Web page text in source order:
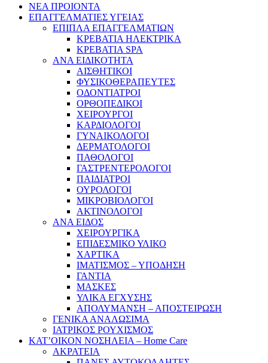
ΝΕΑ ΠΡΟΙΟΝΤΑ
ΕΠΑΓΓΕΛΜΑΤΙΕΣ ΥΓΕΙΑΣ
ΕΠΙΠΛΑ ΕΠΑΓΓΕΛΜΑΤΙΩΝ
ΚΡΕΒΑΤΙΑ ΗΛΕΚΤΡΙΚΑ
ΚΡΕΒΑΤΙΑ SPA
ΑΝΑ ΕΙΔΙΚΟΤΗΤΑ
ΑΙΣΘΗΤΙΚΟΙ
ΦΥΣΙΚΟΘΕΡΑΠΕΥΤΕΣ
ΟΔΟΝΤΙΑΤΡΟΙ
ΟΡΘΟΠΕΔΙΚΟΙ
ΧΕΙΡΟΥΡΓΟΙ
ΚΑΡΔΙΟΛΟΓΟΙ
ΓΥΝΑΙΚΟΛΟΓΟΙ
ΔΕΡΜΑΤΟΛΟΓΟΙ
ΠΑΘΟΛΟΓΟΙ
ΓΑΣΤΡΕΝΤΕΡΟΛΟΓΟΙ
ΠΑΙΔΙΑΤΡΟΙ
ΟΥΡΟΛΟΓΟΙ
ΜΙΚΡΟΒΙΟΛΟΓΟΙ
ΑΚΤΙΝΟΛΟΓΟΙ
ΑΝΑ ΕΙΔΟΣ
ΧΕΙΡΟΥΡΓΙΚΑ
ΕΠΙΔΕΣΜΙΚΟ ΥΛΙΚΟ
ΧΑΡΤΙΚΑ
ΙΜΑΤΙΣΜΟΣ – ΥΠΟΔΗΣΗ
ΓΑΝΤΙΑ
ΜΑΣΚΕΣ
ΥΛΙΚΑ ΕΓΧΥΣΗΣ
ΑΠΟΛΥΜΑΝΣΗ – ΑΠΟΣΤΕΙΡΩΣΗ
ΓΕΝΙΚΑ ΑΝΑΛΩΣΙΜΑ
ΙΑΤΡΙΚΟΣ ΡΟΥΧΙΣΜΟΣ
ΚΑΤ’ΟΙΚΟΝ ΝΟΣΗΛΕΙΑ – Home Care
ΑΚΡΑΤΕΙΑ